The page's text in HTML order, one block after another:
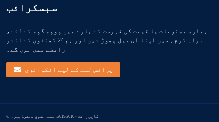
سبسکرائب
ہماری مصنوعات یا قیمت کی فہرست کے بارے میں پوچھ گچھ کے لئے،
براہ کرم ہمیں اپنا ای میل چھوڑ دیں اور ہم 24 گھنٹوں کے اندر
رابطے میں ہوں گے۔
پرائس لسٹ کے لیے انکوائری
© کاپی رائٹ - 2010-2019: جملہ حقوق محفوظ ہیں۔